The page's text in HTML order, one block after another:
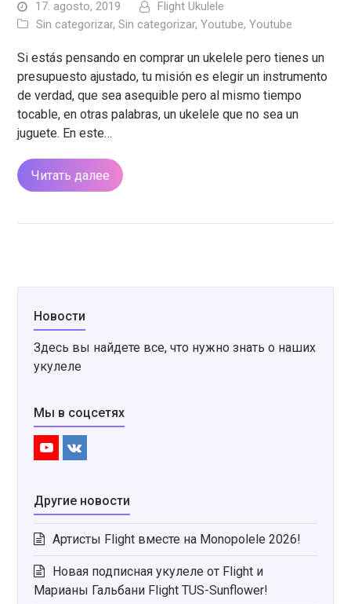
17. agosto, 2019
Flight Ukulele
Sin categorizar,Sin categorizar,Youtube,Youtube
Si estás pensando en comprar un ukelele pero tienes un
presupuesto ajustado, tu misión es elegir un instrumento
de verdad, que sea asequible pero al mismo tiempo
tocable, en otras palabras, un ukelele que no sea un
juguete. En este…
Читать далее
Новости
Здесь вы найдете все, что нужно знать о наших
укулеле
Мы в соцсетях
Youtube
VK
Другие новости
Артисты Flight вместе на Monopolele 2026!
Новая подписная укулеле от Flight и
Марианы Гальбани Flight TUS-Sunflower!